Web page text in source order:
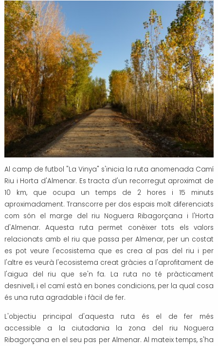
Al camp de futbol "La Vinya" s'inicia la ruta anomenada Camí
Riu i Horta d'Almenar. Es tracta d'un recorregut aproximat de
10 km, que ocupa un temps de 2 hores i 15 minuts
aproximadament. Transcorre per dos espais molt diferenciats
com són el marge del riu Noguera Ribagorçana i l'Horta
d'Almenar. Aquesta ruta permet conèixer tots els valors
relacionats amb el riu que passa per Almenar, per un costat
es pot veure l'ecosistema que es crea al pas del riu i per
l'altre es veurà l'ecosistema creat gràcies a l'aprofitament de
l'aigua del riu que se'n fa. La ruta no té pràcticament
desnivell, i el camí està en bones condicions, per la qual cosa
és una ruta agradable i fàcil de fer.
L'objectiu principal d'aquesta ruta és el de fer més
accessible a la ciutadania la zona del riu Noguera
Ribagorçana en el seu pas per Almenar. Al mateix temps, s'ha